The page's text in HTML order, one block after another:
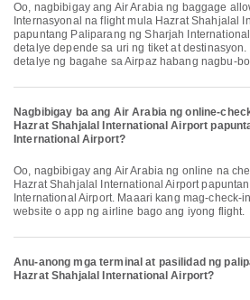
Oo, nagbibigay ang Air Arabia ng baggage allowance para sa mga Lokal &
Internasyonal na flight mula Hazrat Shahjalal
papuntang Paliparang ng Sharjah
detalye depende sa uri ng tiket at
detalye ng bagahe sa Airpaz habang nagbu-
Nagbibigay ba ang Air Arabia ng online-
Hazrat Shahjalal International Airport
International Airport?
Oo, nagbibigay ang Air Arabia ng online na check-in para sa flight mula sa
Hazrat Shahjalal International Airport
International Airport. Maaari kang mag-check-
website o app ng airline bago ang iyong flight.
Anu-anong mga terminal at pasilidad ng
Hazrat Shahjalal International Airport?